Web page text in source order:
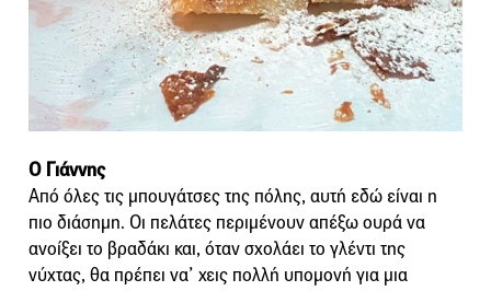
Ο Γιάννης
Από όλες τις μπουγάτσες της πόλης, αυτή εδώ είναι η
πιο διάσημη. Οι πελάτες περιμένουν απέξω ουρά να
ανοίξει το βραδάκι και, όταν σχολάει το γλέντι της
νύχτας, θα πρέπει να’ χεις πολλή υπομονή για μια